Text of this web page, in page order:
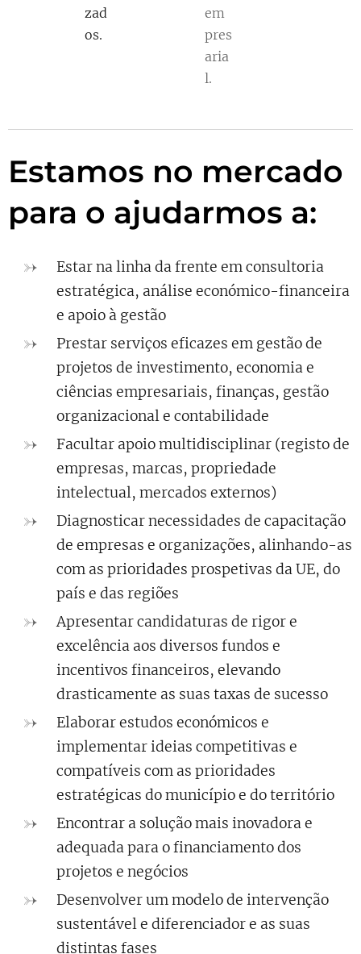
zad
os.
em
pres
aria
l.
Estamos no mercado
para o ajudarmos a:
Estar na linha da frente em consultoria
estratégica, análise económico-financeira
e apoio à gestão
Prestar serviços eficazes em gestão de
projetos de investimento, economia e
ciências empresariais, finanças, gestão
organizacional e contabilidade
Facultar apoio multidisciplinar (registo de
empresas, marcas, propriedade
intelectual, mercados externos)
Diagnosticar necessidades de capacitação
de empresas e organizações, alinhando-as
com as prioridades prospetivas da UE, do
país e das regiões
Apresentar candidaturas de rigor e
excelência aos diversos fundos e
incentivos financeiros, elevando
drasticamente as suas taxas de sucesso
Elaborar estudos económicos e
implementar ideias competitivas e
compatíveis com as prioridades
estratégicas do município e do território
Encontrar a solução mais inovadora e
adequada para o financiamento dos
projetos e negócios
Desenvolver um modelo de intervenção
sustentável e diferenciador e as suas
distintas fases